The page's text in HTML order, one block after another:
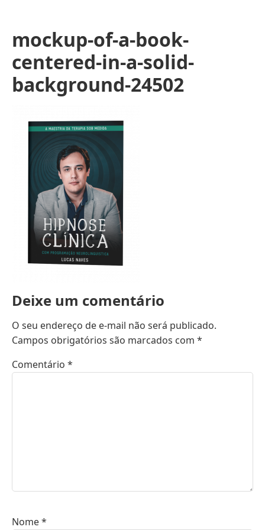
mockup-of-a-book-
centered-in-a-solid-
background-24502
Deixe um comentário
O seu endereço de e-mail não será publicado.
Campos obrigatórios são marcados com *
Comentário *
Nome*